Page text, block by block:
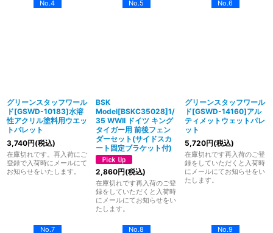
No.4
グリーンスタッフワール
ド[GSWD-10183]水溶
性アクリル塗料用ウエッ
トパレット
3,740円(税込)
在庫切れです。再入荷にご
登録で入荷時にメールにて
お知らせをいたします。
No.5
BSK
Model[BSKC35028]1/
35 WWII ドイツ キング
タイガー用 前後フェン
ダーセット(サイドスカ
ート固定ブラケット付)
2,860円(税込)
在庫切れです再入荷のご登
録をしていただくと入荷時
にメールにてお知らせをい
たします。
No.6
グリーンスタッフワール
ド[GSWD-14160]アル
ティメットウェットパレ
ット
5,720円(税込)
在庫切れです再入荷のご登
録をしていただくと入荷時
にメールにてお知らせをい
たします。
No.7 No.8 No.9